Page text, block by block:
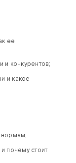
ее
и конкурентов;
и какое
нормам;
почему стоит